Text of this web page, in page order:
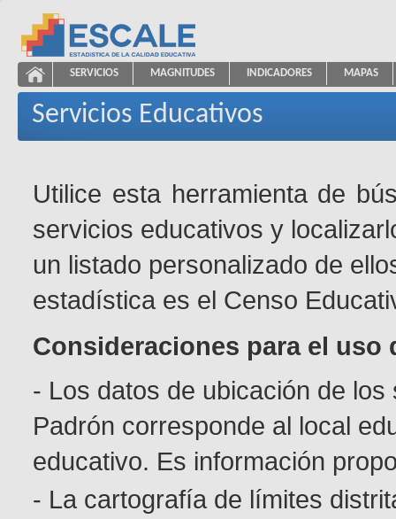
ESCALE - Unidad de Estadística Educativa
Servicios Educativos
NAVEGACIÓN
SERVICIOS MAGNITUDES INDICADORES MAPAS
Servicios Educativos
Utilice esta herramienta de
servicios educativos y
un listado personalizado de
estadística es el Censo
Consideraciones para el uso
- Los datos de ubicación de
Padrón corresponde al local
educativo. Es información
- La cartografía de límites